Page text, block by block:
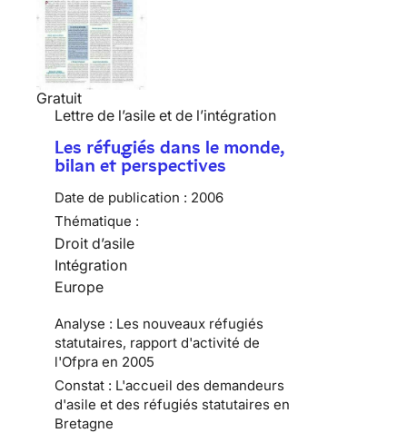
Gratuit
Lettre de l’asile et de l’intégration
Les réfugiés dans le monde,
bilan et perspectives
Date de publication : 2006
Thématique :
Droit d’asile
Intégration
Europe
Analyse : Les nouveaux réfugiés
statutaires, rapport d'activité de
l'Ofpra en 2005
Constat : L'accueil des demandeurs
d'asile et des réfugiés statutaires en
Bretagne